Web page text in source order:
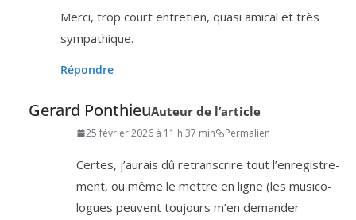
Merci, trop court entre­tien, qua­si ami­cal et très
sympathique.
Répondre
Gerard PonthieuAuteur de l’article
25 février 2026 à 11 h 37 min Permalien
Certes, j’au­rais dû retrans­crire tout l’en­re­gis­tre­
ment, ou même le mettre en ligne (les musi­co­
logues peuvent tou­jours m’en deman­der